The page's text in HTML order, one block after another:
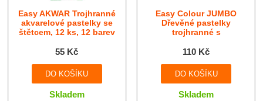
Easy AKWAR Trojhranné
akvarelové pastelky se
štětcem, 12 ks, 12 barev
55 Kč
Skladem
Easy Colour JUMBO
Dřevěné pastelky
trojhranné s
110 Kč
Skladem